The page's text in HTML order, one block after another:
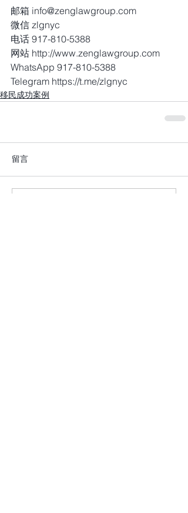
邮箱 info@zenglawgroup.com
微信 zlgnyc
电话 917-810-5388
网站 http://www.zenglawgroup.com
WhatsApp 917-810-5388
Telegram https://t.me/zlgnyc
移民成功案例
留言